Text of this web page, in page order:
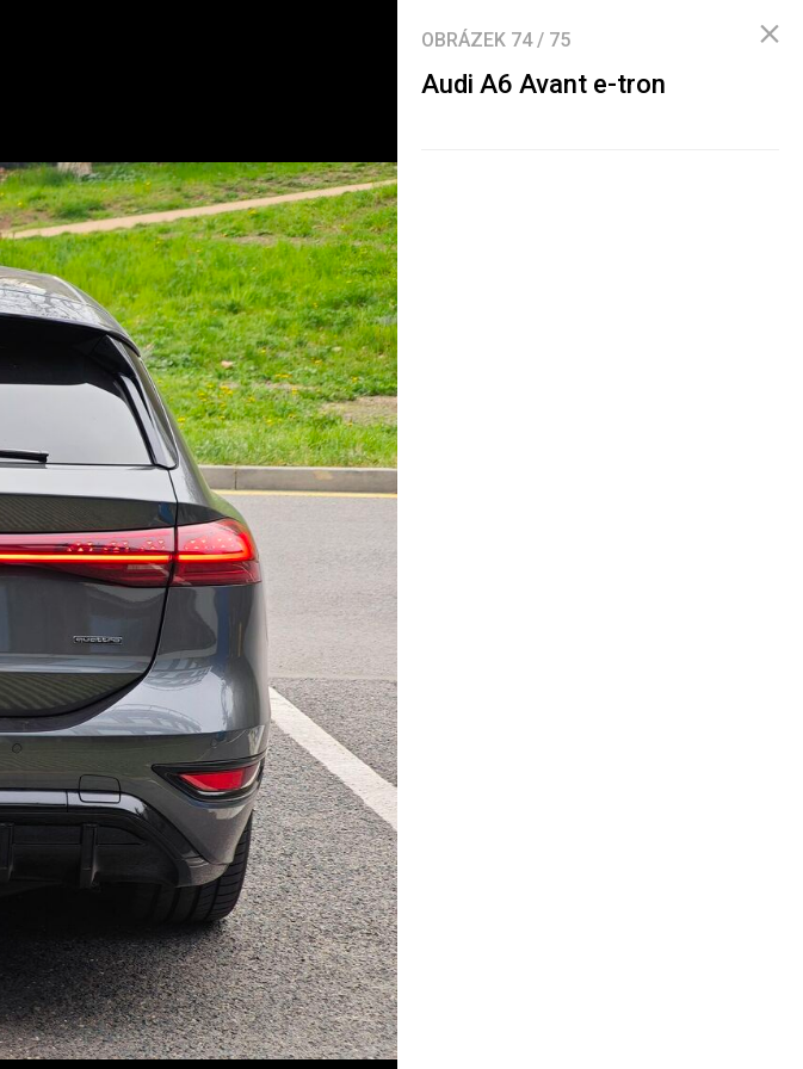
OBRÁZEK 74/ 75
Audi A6 Avant e-tron